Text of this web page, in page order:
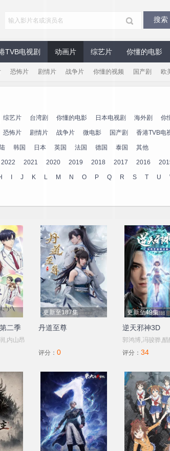
TVB电视剧 动画片 综艺片 你懂的电影
恐怖片 剧情片 战争片 你懂的视频 国产剧 欧
综艺片 台湾剧 你懂的电影 日本电视剧 海外剧 你
恐怖片 剧情片 战争片 微电影 国产剧 香港TVB电
韩国 日本 英国 法国 德国 泰国 其他
2022 2021 2020 2019 2018 2017 2016
J K L M N O P Q R S T U
二季
,内山昂
田航,
之介,
更新至187集
丹道至尊
评分： 0
更新至49集
逆天邪神3D
郭鸿博,冯骏骅,醋
富贵,沈达威,不一,
评分： 34